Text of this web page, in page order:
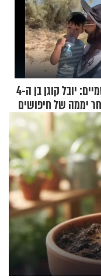
בחסדי שמיים: יובל קוגן בן ה-4
יממה של חיפושים